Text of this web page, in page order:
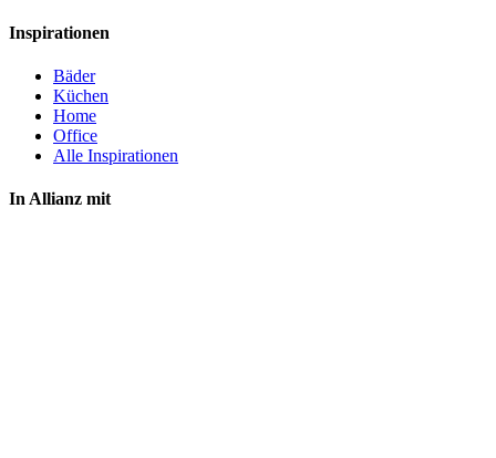
Inspirationen
Bäder
Küchen
Home
Office
Alle Inspirationen
In Allianz mit